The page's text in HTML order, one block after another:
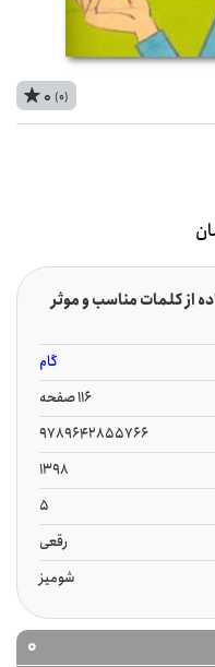
0 (0)
از کلمات مناسب و موثر
گام
116 صفحه
9789642855766
1398
5
رقعی
شومیز
0